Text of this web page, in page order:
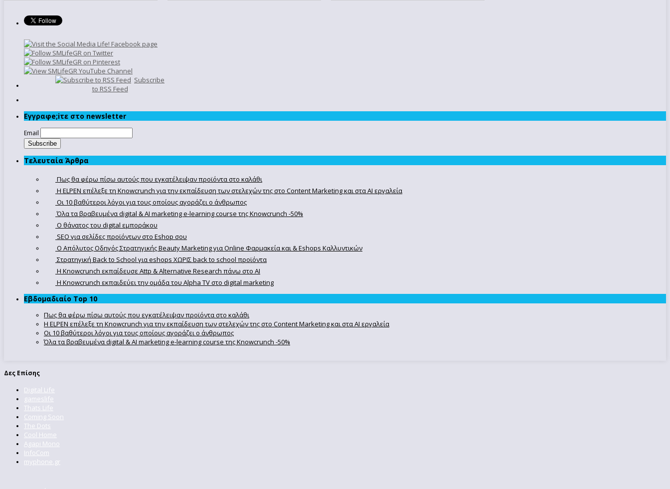
Subscribe
to RSS Feed
Εγγραφe;iτε στο newsletter
Email
Τελευταία Άρθρα
Πως θα φέρω πίσω αυτούς που εγκατέλειψαν προϊόντα στο καλάθι
Η ELPEN επέλεξε τη Knowcrunch για την εκπαίδευση των στελεχών της στο Content Marketing και στα AI εργαλεία
Οι 10 βαθύτεροι λόγοι για τους οποίους αγοράζει ο άνθρωπος
Όλα τα βραβευμένα digital & AI marketing e-learning course της Knowcrunch -50%
Ο θάνατος του digital εμποράκου
SEO για σελίδες προϊόντων στο Eshop σου
Ο Απόλυτoς Οδηγός Στρατηγικής Beauty Marketing για Online Φαρμακεία και & Eshops Καλλυντικών
Στρατηγική Back to School για eshops ΧΩΡΙΣ back to school προϊόντα
Η Knowcrunch εκπαίδευσε Attp & Alternative Research πάνω στο ΑΙ
Η Knowcrunch εκπαιδεύει την ομάδα του Alpha TV στο digital marketing
Εβδομαδιαίο Top 10
Πως θα φέρω πίσω αυτούς που εγκατέλειψαν προϊόντα στο καλάθι
Η ELPEN επέλεξε τη Knowcrunch για την εκπαίδευση των στελεχών της στο Content Marketing και στα AI εργαλεία
Οι 10 βαθύτεροι λόγοι για τους οποίους αγοράζει ο άνθρωπος
Όλα τα βραβευμένα digital & AI marketing e-learning course της Knowcrunch -50%
Δες Επίσης
Digital Life
gameslife
Thats Life
Coming Soon
The Dots
Cool Home
Agapi Mono
InfoCom
myphone.gr